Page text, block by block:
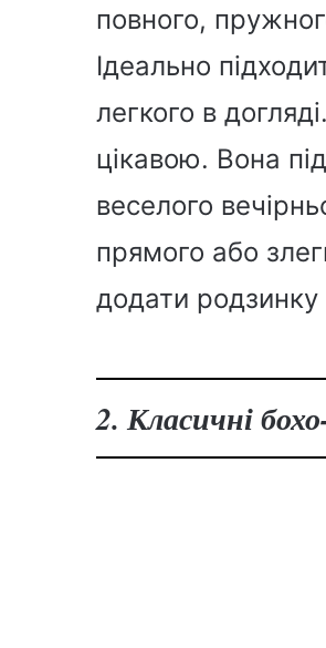
повного,
Ідеально
легкого в
цікавою. Вона
веселого
прямого або
додати
2. Класичні